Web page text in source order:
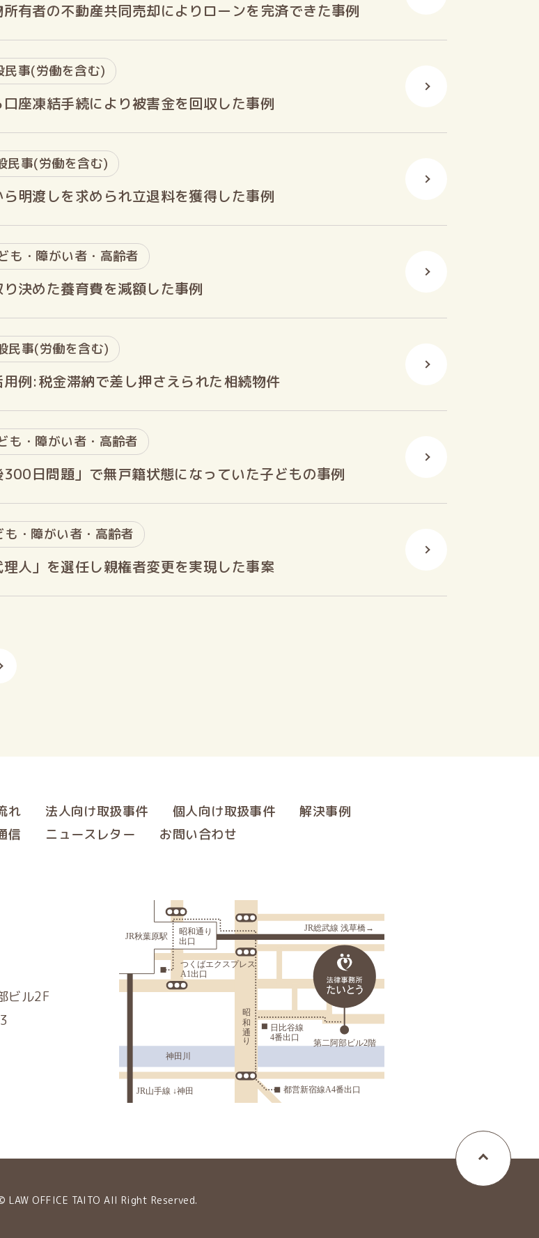
有者の不動産共同売却によりローンを完済できた事例
民事(労働を含む)
座凍結手続により被害金を回収した事例
民事(労働を含む)
明渡しを求められ立退料を獲得した事例
も・障がい者・高齢者
決めた養育費を減額した事例
民事(労働を含む)
例:税金滞納で差し押さえられた相続物件
も・障がい者・高齢者
日問題」で無戸籍状態になっていた子どもの事例
も・障がい者・高齢者
理人」を選任し親権者変更を実現した事案
れ 法人向け取扱事件 個人向け取扱事件
解決事例
信
ニュースレター お問い合わせ
ビル2F
OFFICE TAITO All Right Reserved.